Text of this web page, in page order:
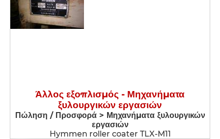
Άλλος εξοπλισμός - Μηχανήματα
ξυλουργικών εργασιών
Πώληση / Προσφορά > Μηχανήματα ξυλουργικών
εργασιών
Hymmen roller coater TLX-M11